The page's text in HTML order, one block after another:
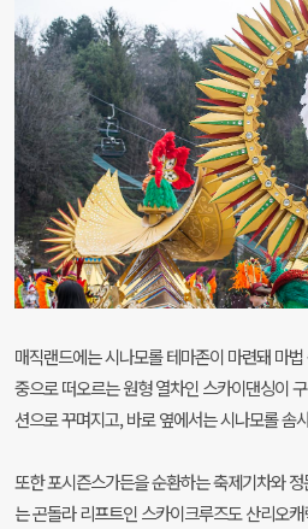
매직랜드에는 시나모롤 테마존이 마련돼 마
중으로 떠오르는 원형 열차인 스카이댄싱이
션으로 꾸며지고, 바로 옆에서는 시나모롤 솜
또한 포시즌스가든을 순환하는 축제기차와
는 곤돌라 리프트인 스카이크루즈도 산리오